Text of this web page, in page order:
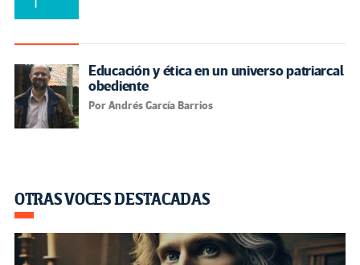
Educación y ética en un universo patriarcal
obediente
Por Andrés García Barrios
OTRAS VOCES DESTACADAS